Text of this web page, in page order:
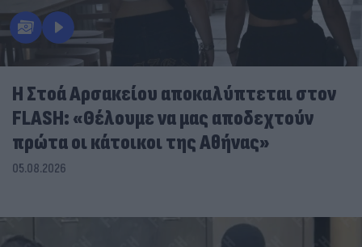
Η Στοά Αρσακείου αποκαλύπτεται στον
FLASH: «Θέλουμε να μας αποδεχτούν
πρώτα οι κάτοικοι της Αθήνας»
05.08.2026